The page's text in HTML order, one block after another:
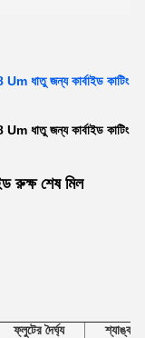
ধাতু জন্য কার্বাইড কাটিং
ধাতু জন্য কার্বাইড কাটিং
রুক্ষ শেষ মিল
ফ্লুটের দৈর্ঘ্য
শ্যাঙ্ক